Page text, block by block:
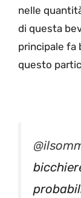
nelle
di questa
principale fa
questo